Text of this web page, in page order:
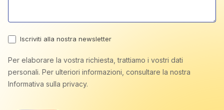
Iscriviti alla nostra newsletter
Per elaborare la vostra richiesta, trattiamo i vostri dati
personali. Per ulteriori informazioni, consultare la nostra
Informativa sulla privacy.